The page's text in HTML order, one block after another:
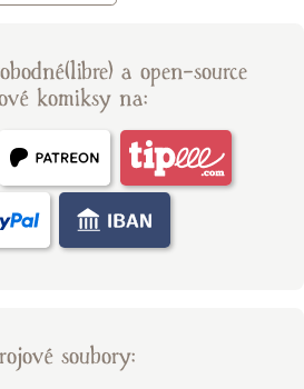
a open-source
komiksy na:
soubory: